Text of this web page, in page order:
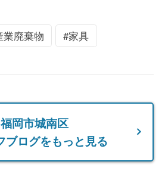
業廃棄物 家具
福岡市城南区
ブログをもっと見る